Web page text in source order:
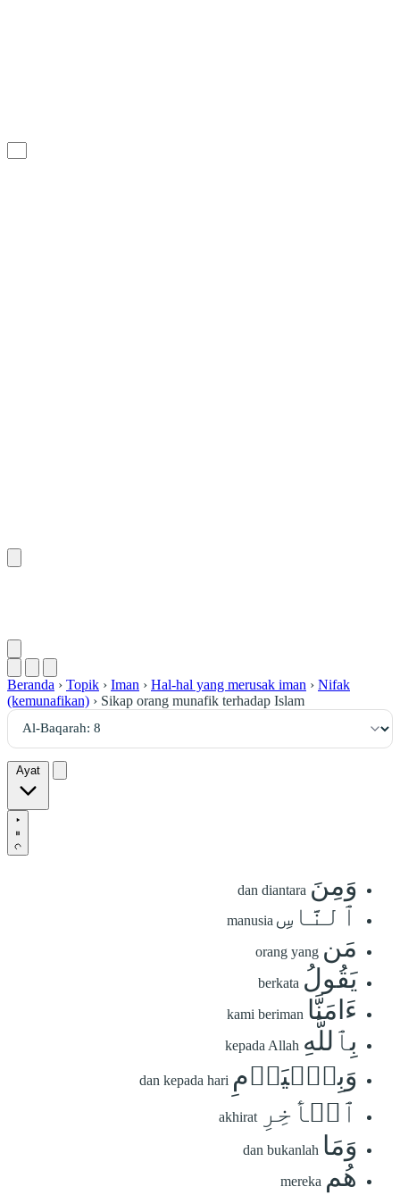
Beranda › Topik › Iman › Hal-hal yang merusak iman › Nifak
(kemunafikan) › Sikap orang munafik terhadap Islam
Ayat
وَمِنَ dan diantara
ٱلنَّاسِ manusia
مَن orang yang
يَقُولُ berkata
ءَامَنَّا kami beriman
بِٱللَّهِ kepada Allah
وَبِٱلۡيَوۡمِ dan kepada hari
ٱلۡأٓخِرِ akhirat
وَمَا dan bukanlah
هُم mereka